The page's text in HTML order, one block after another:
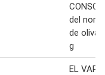
del
de oliva
g
EL